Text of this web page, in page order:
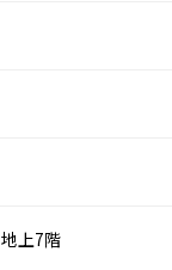
地上7階